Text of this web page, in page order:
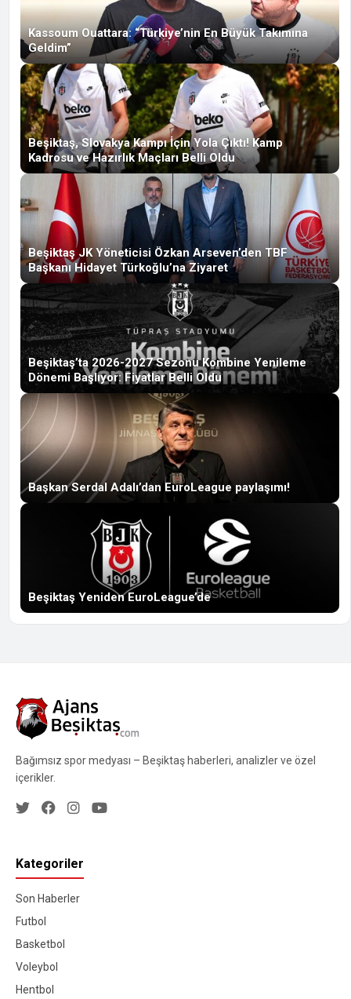
Kassoum Ouattara: “Türkiye’nin En Büyük Takımına
Geldim”
Beşiktaş, Slovakya Kampı İçin Yola Çıktı! Kamp
Kadrosu ve Hazırlık Maçları Belli Oldu
Beşiktaş JK Yöneticisi Özkan Arseven’den TBF
Başkanı Hidayet Türkoğlu’na Ziyaret
Beşiktaş’ta 2026-2027 Sezonu Kombine Yenileme
Dönemi Başlıyor: Fiyatlar Belli Oldu
Başkan Serdal Adalı’dan EuroLeague paylaşımı!
Beşiktaş Yeniden EuroLeague’de
Bağımsız spor medyası – Beşiktaş haberleri, analizler ve özel
içerikler.
Kategoriler
Son Haberler
Futbol
Basketbol
Voleybol
Hentbol